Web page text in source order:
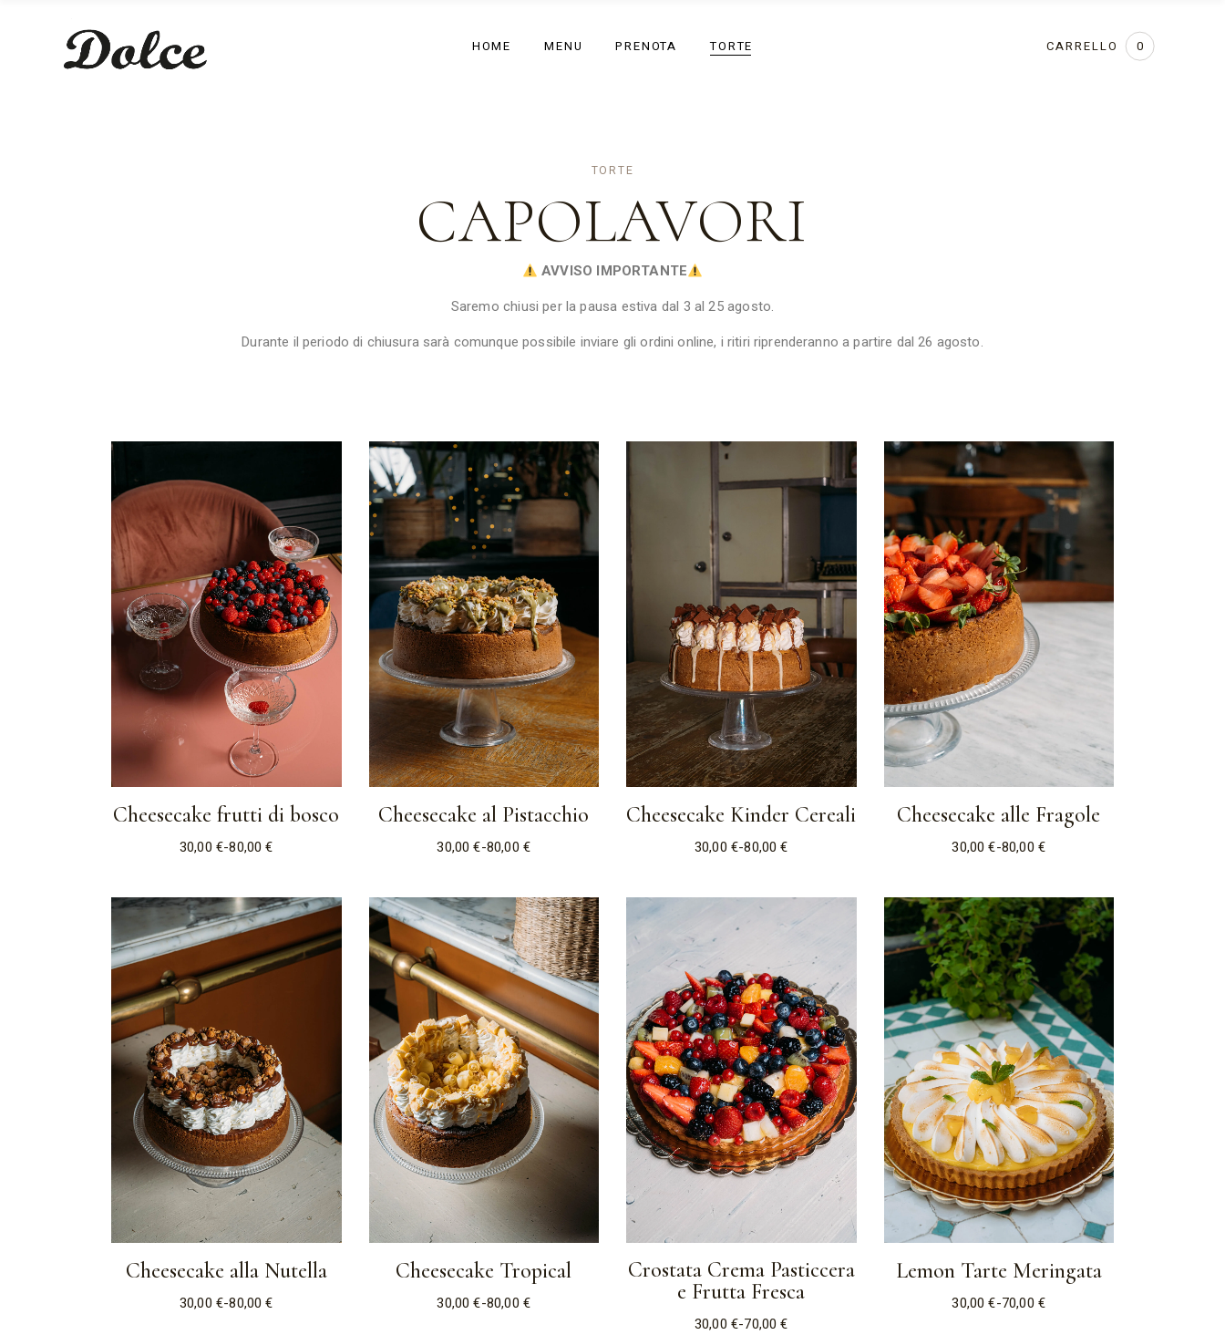
HOME MENU PRENOTA TORTE CARRELLO 0
TORTE
CAPOLAVORI
AVVISO IMPORTANTE
Saremo chiusi per la pausa estiva dal 3 al 25 agosto.
Durante il periodo di chiusura sarà comunque possibile inviare gli ordini online, i ritiri riprenderanno a partire dal 26 agosto.
Cheesecake frutti di bosco
30,00 €-80,00€
Cheesecake al Pistacchio
30,00€-80,00 €
Cheesecake Kinder Cereali
30,00 €-80,00€
Cheesecake alle Fragole
30,00€-80,00 €
Cheesecake alla Nutella
30,00 €-80,00€
Cheesecake Tropical
30,00€-80,00 €
Crostata Crema Pasticcera
e Frutta Fresca
30,00 €-70,00€
Lemon Tarte Meringata
30,00€-70,00 €